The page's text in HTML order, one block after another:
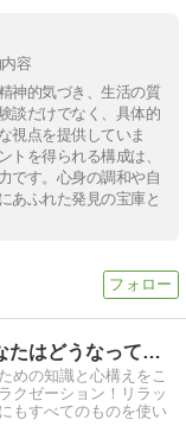
容
神的気づき、生活の質
談だけでなく、具体的
視点を提供していま
を得られる構成は、
です。心身の調和や自
あふれた発見の宝庫と
タイ古式施術をするとあなたはどうなってしまうのか？！
めの知識と心構えをこ
クゼーション！リラッ
もすべてのものを使い